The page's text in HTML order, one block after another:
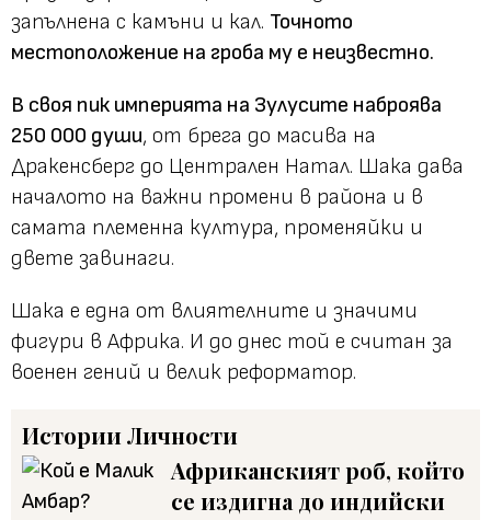
запълнена с камъни и кал. Точното
местоположение на гроба му е неизвестно.
В своя пик империята на Зулусите наброява
250 000 души, от брега до масива на
Дракенсберг до Централен Натал. Шака дава
началото на важни промени в района и в
самата племенна култура, променяйки и
двете завинаги.
Шака е една от влиятелните и значими
фигури в Африка. И до днес той е считан за
военен гений и велик реформатор.
ИсторииЛичности
Африканският роб, който
се издигна до индийски